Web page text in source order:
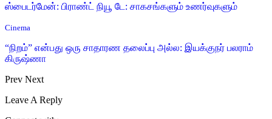
ஸ்பைடர்மேன்: பிராண்ட் நியூ டே: சாகசங்களும் உணர்வுகளும்
Cinema
“நிறம்” என்பது ஒரு சாதாரண தலைப்பு அல்ல: இயக்குநர் பலராம்
கிருஷ்ணா
Prev Next
Leave A Reply